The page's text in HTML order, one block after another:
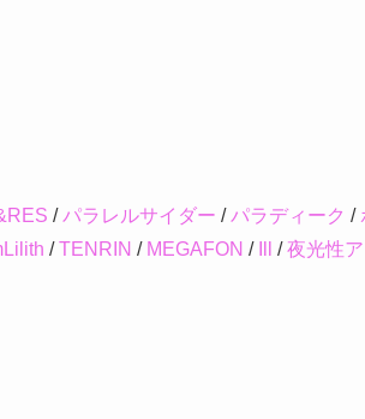
/パラレルサイダー /パラディーク /
/TENRIN / MEGAFON / /夜光性